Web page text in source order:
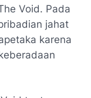
Void. Pada
jahat
karena